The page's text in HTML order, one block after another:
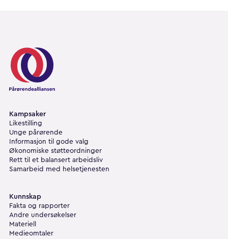
Pårørendealliansen
Kampsaker
Likestilling
Unge pårørende
Informasjon til gode valg
Økonomiske støtteordninger
Rett til et balansert arbeidsliv
Samarbeid med helsetjenesten
Kunnskap
Fakta og rapporter
Andre undersøkelser
Materiell
Medieomtaler